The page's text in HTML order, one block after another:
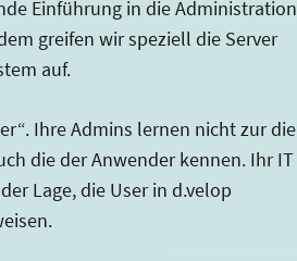
Einführung in die Administration
greifen wir speziell die Server
auf.
Ihre Admins lernen nicht zur die
die der Anwender kennen. Ihr IT
Lage, die User in d.velop